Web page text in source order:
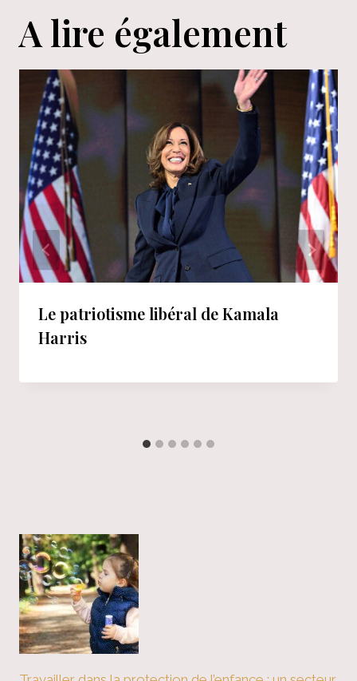
A lire également
Le patriotisme libéral de Kamala
Harris